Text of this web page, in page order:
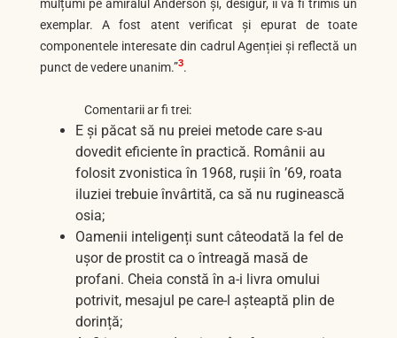
mulțumi pe amiralul Anderson și, desigur, îi va fi trimis un
exemplar. A fost atent verificat și epurat de toate
componentele interesate din cadrul Agenției și reflectă un
punct de vedere unanim.”3.
Comentarii ar fi trei:
E și păcat să nu preiei metode care s-au
dovedit eficiente în practică. Românii au
folosit zvonistica în 1968, rușii în ’69, roata
iluziei trebuie învârtită, ca să nu ruginească
osia;
Oamenii inteligenți sunt câteodată la fel de
ușor de prostit ca o întreagă masă de
profani. Cheia constă în a-i livra omului
potrivit, mesajul pe care-l așteaptă plin de
dorință;